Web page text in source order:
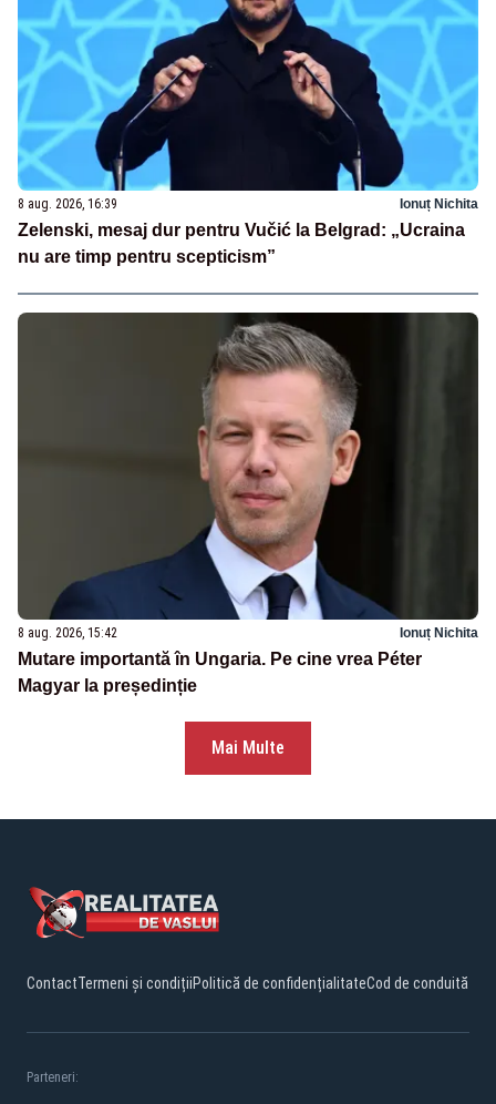
8 aug. 2026, 16:39 Ionuț Nichita
Zelenski, mesaj dur pentru Vučić la Belgrad: „Ucraina
nu are timp pentru scepticism”
8 aug. 2026, 15:42 Ionuț Nichita
Mutare importantă în Ungaria. Pe cine vrea Péter
Magyar la președinție
Mai Multe
ContactTermeni și condițiiPolitică de confidențialitateCod de conduită
Parteneri: